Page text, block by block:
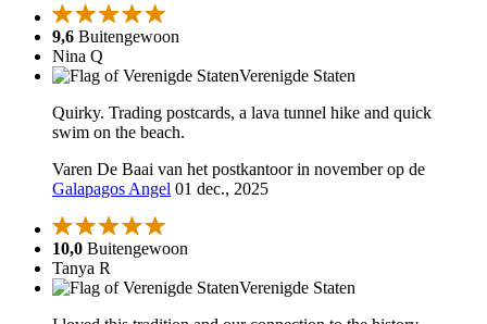
9,6 Buitengewoon
Nina Q
Verenigde Staten
Quirky. Trading postcards, a lava tunnel hike and quick
swim on the beach.
Varen De Baai van het postkantoor in november op de
Galapagos Angel 01 dec., 2025
10,0 Buitengewoon
Tanya R
Verenigde Staten